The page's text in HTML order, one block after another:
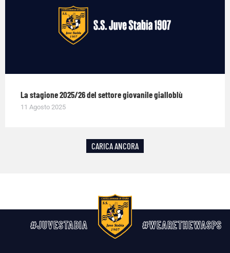
La stagione 2025/26 del settore giovanile gialloblù
11 Agosto 2025
CARICA ANCORA
#JUVESTABIA #WEARETHEWASPS